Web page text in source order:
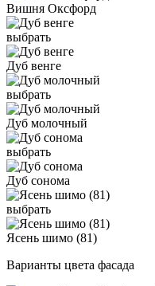
Вишня Оксфорд
выбрать
Дуб венге
выбрать
Дуб молочный
выбрать
Дуб сонома
выбрать
Ясень шимо (81)
Варианты цвета фасада